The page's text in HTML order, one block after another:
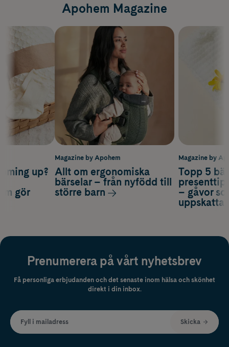
Apohem Magazine
Magazine by
Topp 5
– gåvor
up?
gör
Magazine by Apohem
Allt om ergonomiska
bärselar – från nyfödd till
större barn
Prenumerera på vårt nyhetsbrev
Få personliga erbjudanden och det senaste inom hälsa och skönhet
direkt i din inbox.
Fyll i mailadress Skicka